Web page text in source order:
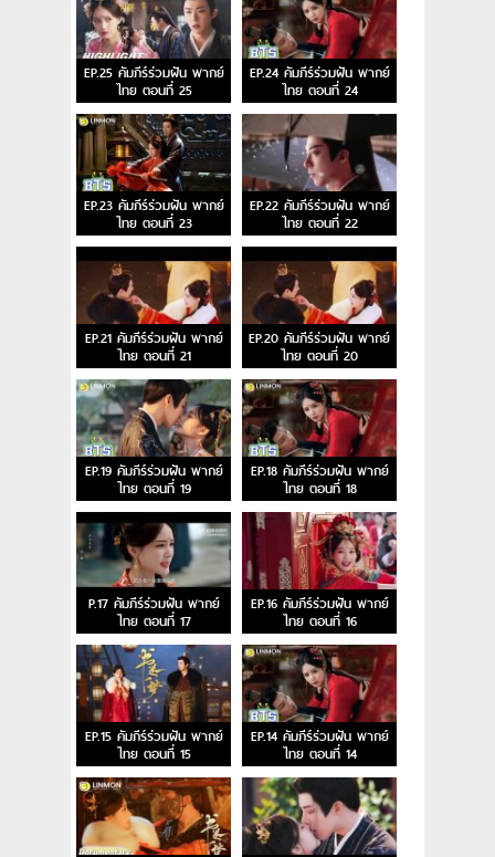
EP.25 คัมภีร์ร่วมฝัน พากย์
ไทย ตอนที่ 25
EP.24 คัมภีร์ร่วมฝัน พากย์
ไทย ตอนที่ 24
EP.23 คัมภีร์ร่วมฝัน พากย์
ไทย ตอนที่ 23
EP.22 คัมภีร์ร่วมฝัน พากย์
ไทย ตอนที่ 22
EP.21 คัมภีร์ร่วมฝัน พากย์
ไทย ตอนที่ 21
EP.20 คัมภีร์ร่วมฝัน พากย์
ไทย ตอนที่ 20
EP.19 คัมภีร์ร่วมฝัน พากย์
ไทย ตอนที่ 19
EP.18 คัมภีร์ร่วมฝัน พากย์
ไทย ตอนที่ 18
P.17 คัมภีร์ร่วมฝัน พากย์
ไทย ตอนที่ 17
EP.16 คัมภีร์ร่วมฝัน พากย์
ไทย ตอนที่ 16
EP.15 คัมภีร์ร่วมฝัน พากย์
ไทย ตอนที่ 15
EP.14 คัมภีร์ร่วมฝัน พากย์
ไทย ตอนที่ 14